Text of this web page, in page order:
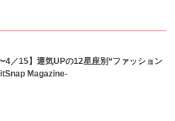
4／15】運気UPの12星座別“ファッション
Magazine-